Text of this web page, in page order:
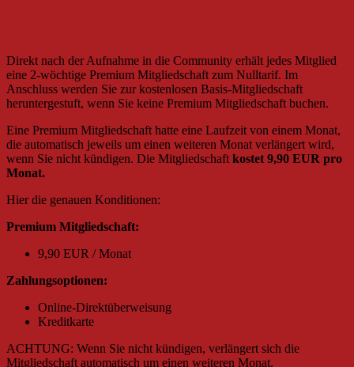
Direkt nach der Aufnahme in die Community erhält jedes Mitglied
eine 2-wöchtige Premium Mitgliedschaft zum Nulltarif. Im
Anschluss werden Sie zur kostenlosen Basis-Mitgliedschaft
heruntergestuft, wenn Sie keine Premium Mitgliedschaft buchen.
Eine Premium Mitgliedschaft hatte eine Laufzeit von einem Monat,
die automatisch jeweils um einen weiteren Monat verlängert wird,
wenn Sie nicht kündigen. Die Mitgliedschaft kostet 9,90 EUR pro
Monat.
Hier die genauen Konditionen:
Premium Mitgliedschaft:
9,90 EUR / Monat
Zahlungsoptionen:
Online-Direktüberweisung
Kreditkarte
ACHTUNG: Wenn Sie nicht kündigen, verlängert sich die
Mitgliedschaft automatisch um einen weiteren Monat.